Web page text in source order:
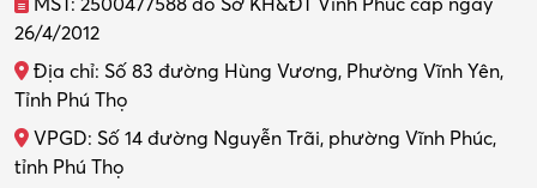
26/4/2012
Địa chỉ: Số 83 đường Hùng Vương, Phường Vĩnh Yên,
Tỉnh Phú Thọ
VPGD: Số 14 đường Nguyễn Trãi, phường Vĩnh Phúc,
tỉnh Phú Thọ